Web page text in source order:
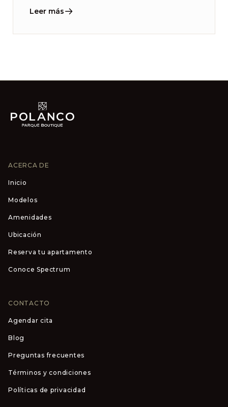
Leer más
ACERCA DE
Inicio
Modelos
Amenidades
Ubicación
Reserva tu apartamento
Conoce Spectrum
CONTACTO
Agendar cita
Blog
Preguntas frecuentes
Términos y condiciones
Políticas de privacidad